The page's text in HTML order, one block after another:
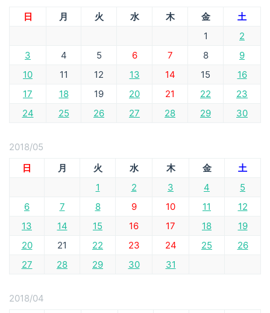
日
月 火 水 木 金
土
1
2
3
4 5 6 7 8
9
10
11 12 13 14 15
16
17
18 19 20 21 22
23
24
25 26 27 28 29 30
2018/05
日
月 火 水 木 金
土
1
2 3 4
5
6
7 8 9 10 11
12
13
14 15 16 17 18
19
20
21 22 23 24 25
26
27
28 29 30 31
2018/04